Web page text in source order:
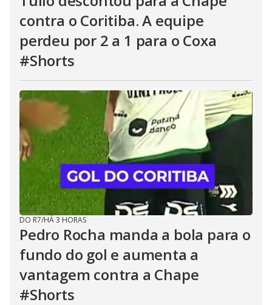
contra o Coritiba. A equipe
perdeu por 2 a 1 para o Coxa
#Shorts
DO R7/HÁ 3 HORAS
Pedro Rocha manda a bola para o
fundo do gol e aumenta a
vantagem contra a Chape
#Shorts